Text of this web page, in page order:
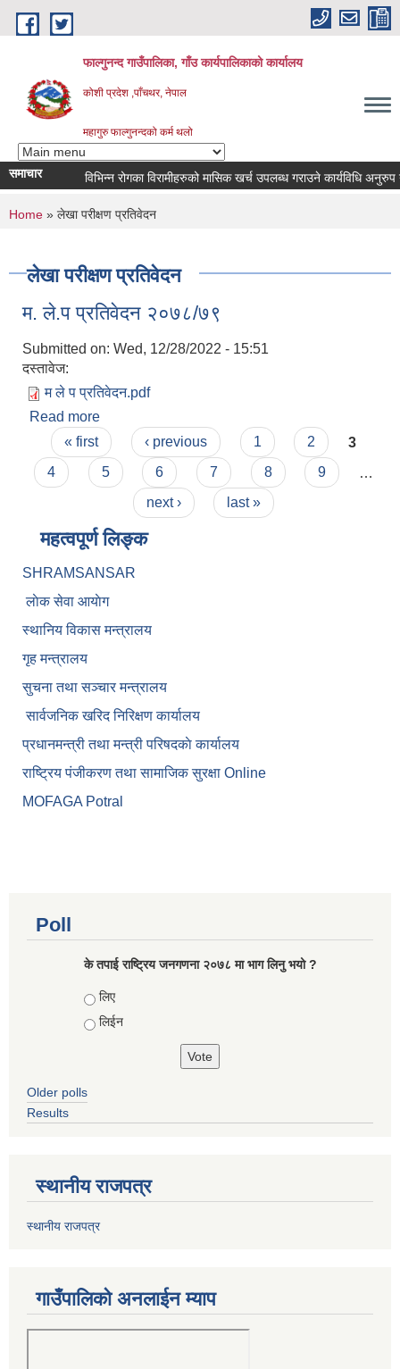
Skip to main content
फाल्गुनन्द गाउँपालिका, गाँउ कार्यपालिकाको कार्यालय
कोशी प्रदेश ,पाँचथर, नेपाल
महागुरु फाल्गुनन्दको कर्म थलो
समाचार विभिन्न रोगका विरामीहरुको मासिक खर्च उपलब्ध गराउने कार्यविधि अनुरुप
You are here
Home » लेखा परीक्षण प्रतिवेदन
लेखा परीक्षण प्रतिवेदन
म. ले.प प्रतिवेदन २०७८/७९
Submitted on: Wed, 12/28/2022 - 15:51
दस्तावेज:
म ले प प्रतिवेदन.pdf
Read more
Pages
« first ‹ previous 1 2
3
4
5 6 7 8 9
next ›
last »
महत्वपूर्ण लिङ्क
SHRAMSANSAR
लाेक सेवा आयाेग
स्थानिय विकास मन्त्रालय
गृह मन्त्रालय
सुचना तथा सञ्चार मन्त्रालय
सार्वजनिक खरिद निरिक्षण कार्यालय
प्रधानमन्त्री तथा मन्त्री परिषदकाे कार्यालय
राष्ट्रिय पंजीकरण तथा सामाजिक सुरक्षा Online
MOFAGA Potral
Poll
के तपाई राष्ट्रिय जनगणना २०७८ मा भाग लिनु भयो ?
Choices
लिए
लिईन
Older polls
Results
स्थानीय राजपत्र
स्थानीय राजपत्र
गाउँपालिको अनलाईन म्याप